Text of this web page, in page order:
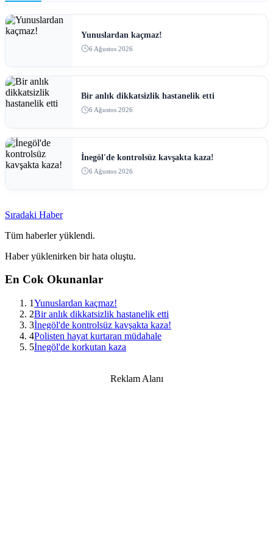
Yunuslardan kaçmaz!
6 Ağustos 2026
Bir anlık dikkatsizlik hastanelik etti
6 Ağustos 2026
İnegöl'de kontrolsüz kavşakta kaza!
6 Ağustos 2026
Sıradaki Haber
Tüm haberler yüklendi.
Haber yüklenirken bir hata oluştu.
En Cok Okunanlar
1Yunuslardan kaçmaz!
2Bir anlık dikkatsizlik hastanelik etti
3İnegöl'de kontrolsüz kavşakta kaza!
4Polisten hayat kurtaran müdahale
5İnegöl'de korkutan kaza
Reklam Alanı